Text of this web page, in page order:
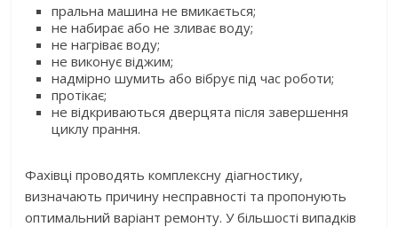
пральна машина не вмикається;
не набирає або не зливає воду;
не нагріває воду;
не виконує віджим;
надмірно шумить або вібрує під час роботи;
протікає;
не відкриваються дверцята після завершення
циклу прання.
Фахівці проводять комплексну діагностику,
визначають причину несправності та пропонують
оптимальний варіант ремонту. У більшості випадків